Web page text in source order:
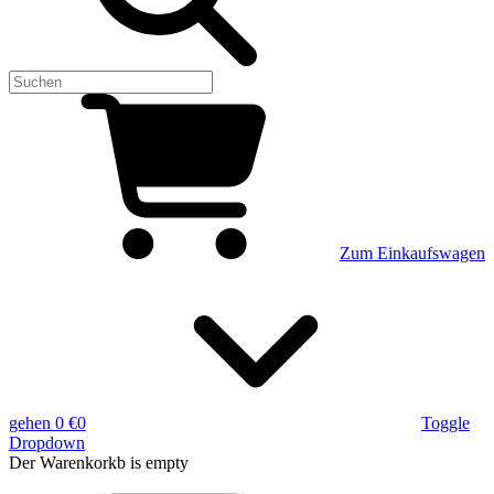
Zum Einkaufswagen
gehen 0 €0
Toggle
Dropdown
Der Warenkorkb is empty